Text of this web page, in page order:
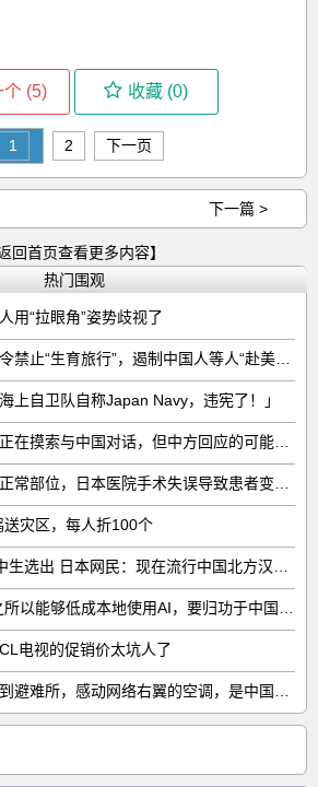
个 (5) 收藏 (0)
1 2 下一页
下一篇 >
返回首页查看更多内容】
热门围观
用“拉眼角”姿势歧视了
上自卫队自称Japan Navy，违宪了！」
送灾区，每人折100个
电视的促销价太坑人了